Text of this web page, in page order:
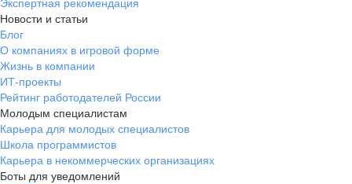
Новости и статьи
Блог
О компаниях в игровой форме
Жизнь в компании
ИТ-проекты
Рейтинг работодателей России
Молодым специалистам
Карьера для молодых специалистов
Школа программистов
Карьера в некоммерческих организациях
Боты для уведомлений